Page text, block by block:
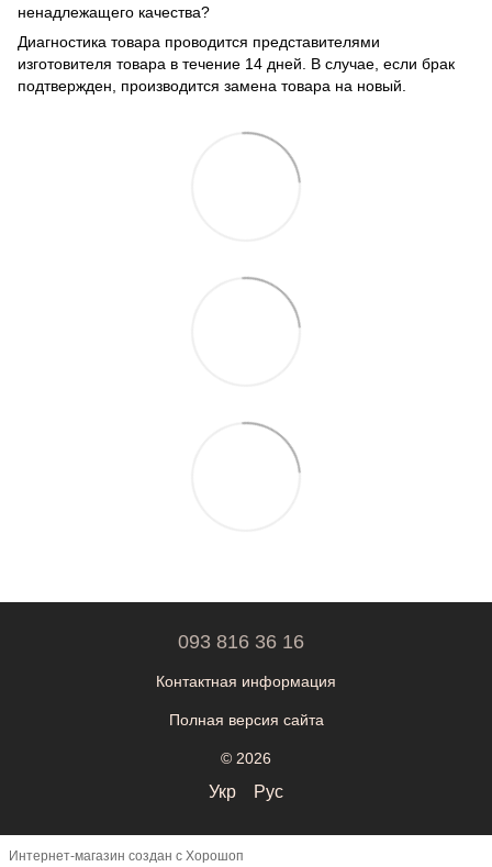
ненадлежащего качества?
Диагностика товара проводится представителями
изготовителя товара в течение 14 дней. В случае, если брак
подтвержден, производится замена товара на новый.
093 816 36 16
Контактная информация
Полная версия сайта
© 2026
Укр Рус
Интернет-магазин создан с Хорошоп